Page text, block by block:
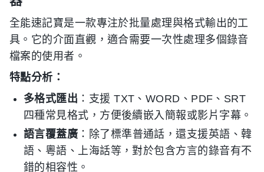
全能速記寶是一款專注於批量處理與格式輸出的工
具。它的介面直觀，適合需要一次性處理多個錄音
檔案的使用者。
特點分析：
多格式匯出 ：支援 TXT、WORD、PDF、SRT
四種常見格式，方便後續嵌入簡報或影片字幕。
語言覆蓋廣 ：除了標準普通話，還支援英語、韓
語、粵語、上海話等，對於包含方言的錄音有不
錯的相容性。